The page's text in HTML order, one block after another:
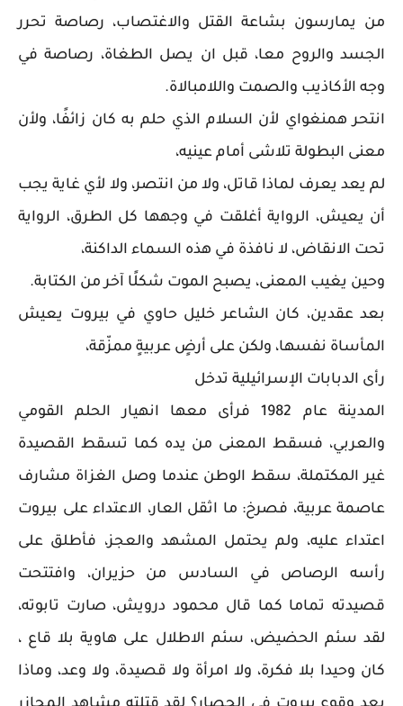
من يمارسون بشاعة القتل والاغتصاب، رصاصة تحرر
الجسد والروح معا، قبل ان يصل الطغاة، رصاصة في
وجه الأكاذيب والصمت واللامبالاة.
انتحر همنغواي لأن السلام الذي حلم به كان زائفًا، ولأن
معنى البطولة تلاشى أمام عينيه،
لم يعد يعرف لماذا قاتل، ولا من انتصر، ولا لأي غاية يجب
أن يعيش، الرواية أغلقت في وجهها كل الطرق، الرواية
تحت الانقاض، لا نافذة في هذه السماء الداكنة،
وحين يغيب المعنى، يصبح الموت شكلًا آخر من الكتابة.
بعد عقدين، كان الشاعر خليل حاوي في بيروت يعيش
المأساة نفسها، ولكن على أرضٍ عربيةٍ ممزّقة،
رأى الدبابات الإسرائيلية تدخل
المدينة عام 1982 فرأى معها انهيار الحلم القومي
والعربي، فسقط المعنى من يده كما تسقط القصيدة
غير المكتملة، سقط الوطن عندما وصل الغزاة مشارف
عاصمة عربية، فصرخ: ما اثقل العار، الاعتداء على بيروت
اعتداء عليه، ولم يحتمل المشهد والعجز، فأطلق على
رأسه الرصاص في السادس من حزيران، وافتتحت
قصيدته تماما كما قال محمود درويش، صارت تابوته،
لقد سئم الحضيض، سئم الاطلال على هاوية بلا قاع ،
كان وحيدا بلا فكرة، ولا امرأة ولا قصيدة، ولا وعد، وماذا